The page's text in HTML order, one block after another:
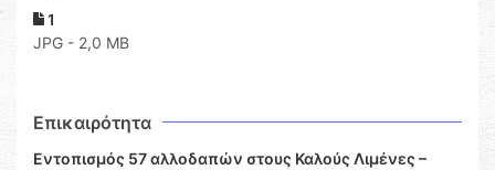
1
JPG - 2,0 MB
Επικαιρότητα
Εντοπισμός 57 αλλοδαπών στους Καλούς Λιμένες –